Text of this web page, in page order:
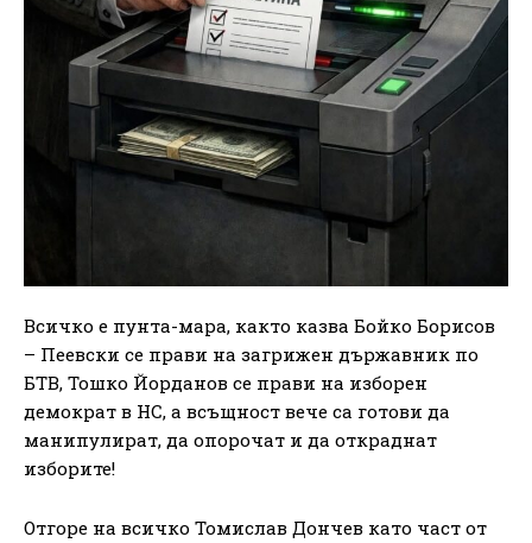
Всичко е пунта-мара, както казва Бойко Борисов
– Пеевски се прави на загрижен държавник по
БТВ, Тошко Йорданов се прави на изборен
демократ в НС, а всъщност вече са готови да
манипулират, да опорочат и да откраднат
изборите!
Отгоре на всичко Томислав Дончев като част от